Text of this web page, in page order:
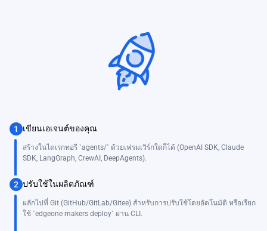
1 เขียนเอเจนต์ของคุณ
สร้างในไดเรกทอรี `agents/` ด้วยเฟรมเวิร์กใดก็ได้ (OpenAI SDK, Claude
SDK, LangGraph, CrewAI, DeepAgents).
2 ปรับใช้ในผลิตภัณฑ์
ผลักไปที่ Git (GitHub/GitLab/Gitee) สำหรับการปรับใช้โดยอัตโนมัติ หรือเรียก
ใช้ `edgeone makers deploy` ผ่าน CLI.